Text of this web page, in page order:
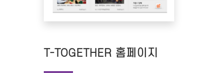
T-TOGETHER 홈페이지